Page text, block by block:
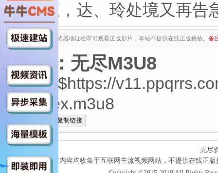
星追至，达、玲处境又再
复制下列地址至浏览器地址栏即可观看正版影片，本站不提供在线正版播放。 备
来源：无尽M3U8
中字$https://
o/index.m3u8
无尽
本网站所有内容均收集于互联网主流视频网站，不提供在线正